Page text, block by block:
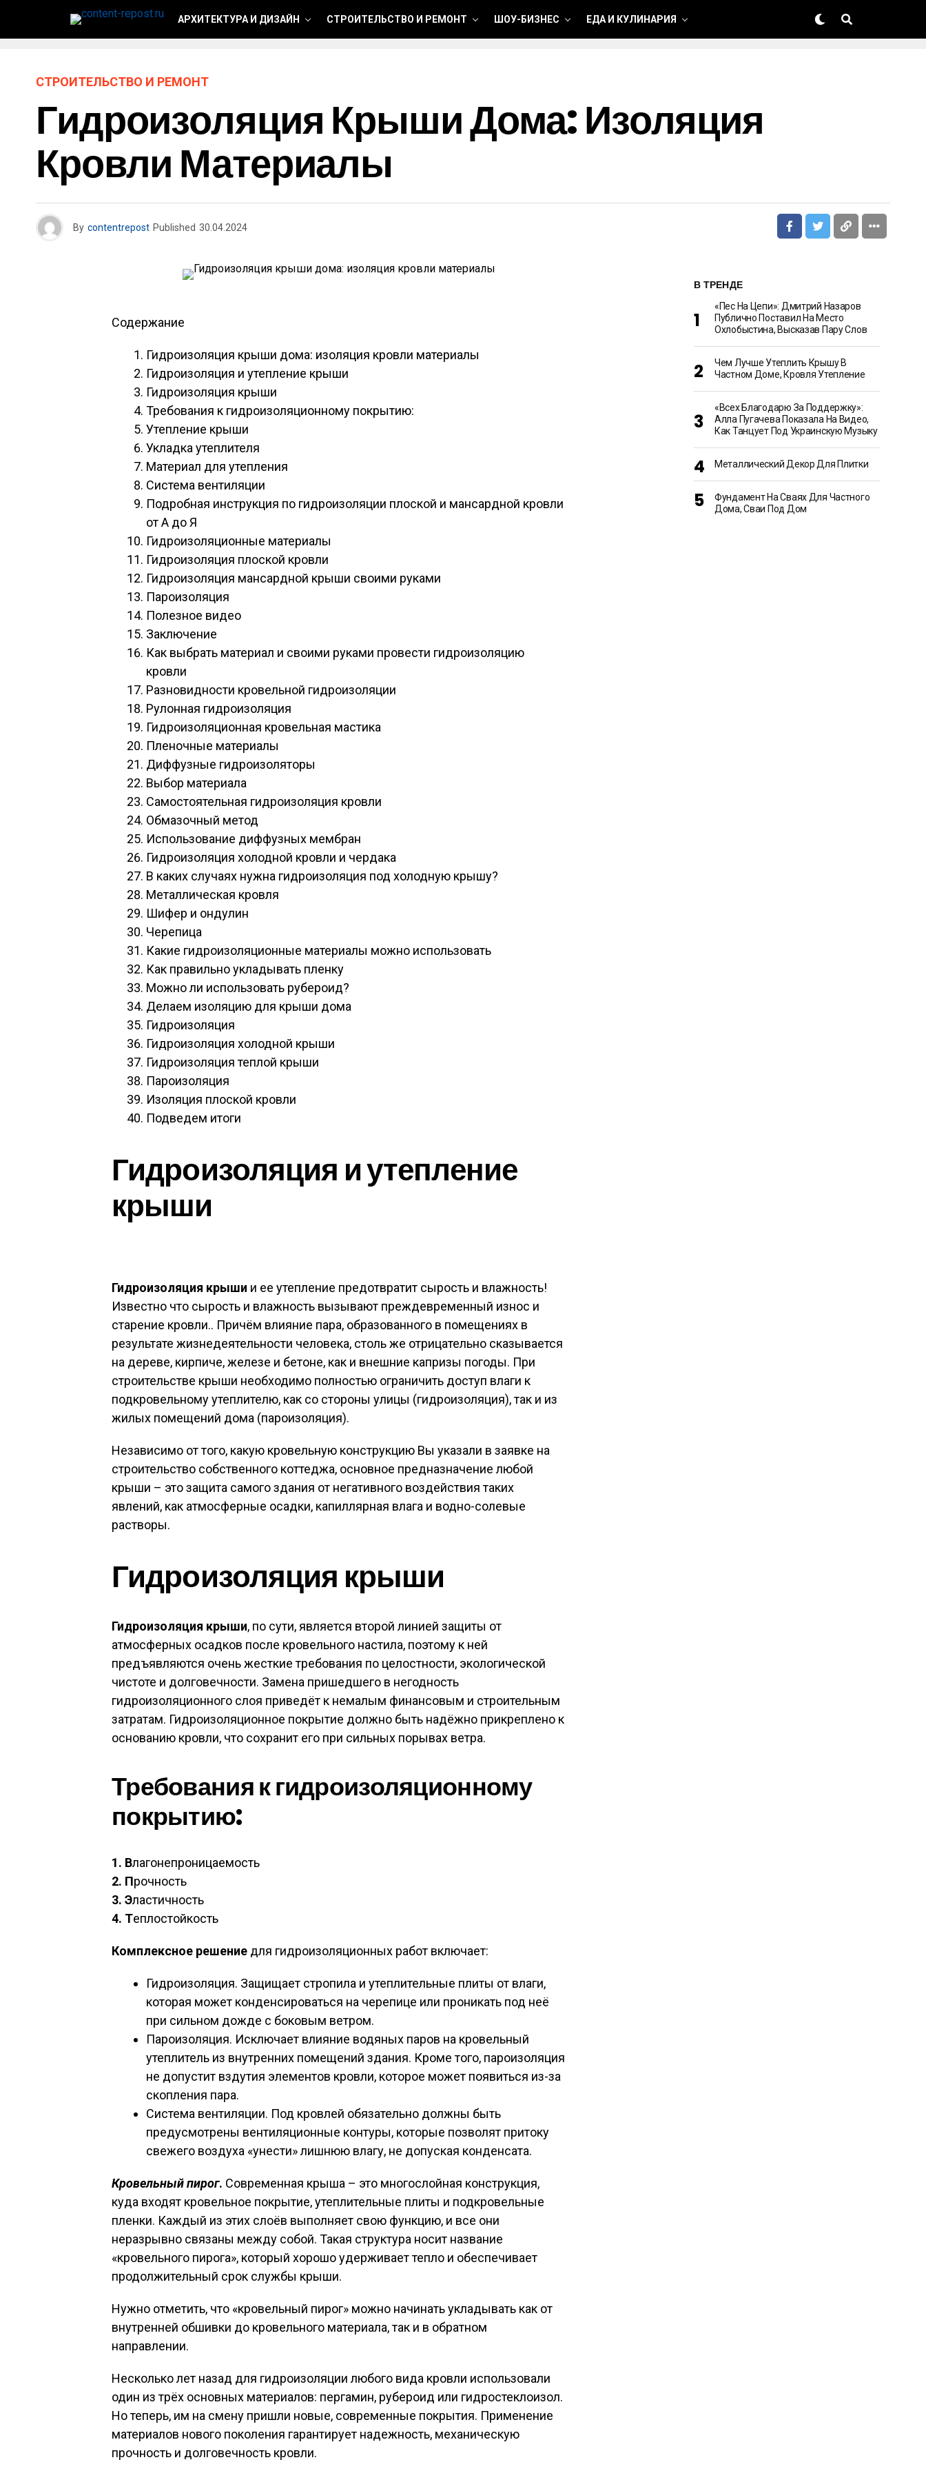
АРХИТЕКТУРА И ДИЗАЙН СТРОИТЕЛЬСТВО И РЕМОНТ ШОУ-БИЗНЕС ЕДА И КУЛИНАРИЯ
СТРОИТЕЛЬСТВО И РЕМОНТ
Гидроизоляция Крыши Дома: Изоляция
Кровли Материалы
By contentrepost Published 30.04.2024
Содержание
Гидроизоляция крыши дома: изоляция кровли материалы
Гидроизоляция и утепление крыши
Гидроизоляция крыши
Требования к гидроизоляционному покрытию:
Утепление крыши
Укладка утеплителя
Материал для утепления
Система вентиляции
Подробная инструкция по гидроизоляции плоской и мансардной кровли
от А до Я
Гидроизоляционные материалы
Гидроизоляция плоской кровли
Гидроизоляция мансардной крыши своими руками
Пароизоляция
Полезное видео
Заключение
Как выбрать материал и своими руками провести гидроизоляцию
кровли
Разновидности кровельной гидроизоляции
Рулонная гидроизоляция
Гидроизоляционная кровельная мастика
Пленочные материалы
Диффузные гидроизоляторы
Выбор материала
Самостоятельная гидроизоляция кровли
Обмазочный метод
Использование диффузных мембран
Гидроизоляция холодной кровли и чердака
В каких случаях нужна гидроизоляция под холодную крышу?
Металлическая кровля
Шифер и ондулин
Черепица
Какие гидроизоляционные материалы можно использовать
Как правильно укладывать пленку
Можно ли использовать рубероид?
Делаем изоляцию для крыши дома
Гидроизоляция
Гидроизоляция холодной крыши
Гидроизоляция теплой крыши
Пароизоляция
Изоляция плоской кровли
Подведем итоги
Гидроизоляция и утепление
крыши
Гидроизоляция крыши и ее утепление предотвратит сырость и влажность!
Известно что сырость и влажность вызывают преждевременный износ и
старение кровли.. Причём влияние пара, образованного в помещениях в
результате жизнедеятельности человека, столь же отрицательно сказывается
на дереве, кирпиче, железе и бетоне, как и внешние капризы погоды. При
строительстве крыши необходимо полностью ограничить доступ влаги к
подкровельному утеплителю, как со стороны улицы (гидроизоляция), так и из
жилых помещений дома (пароизоляция).
Независимо от того, какую кровельную конструкцию Вы указали в заявке на
строительство собственного коттеджа, основное предназначение любой
крыши – это защита самого здания от негативного воздействия таких
явлений, как атмосферные осадки, капиллярная влага и водно-солевые
растворы.
Гидроизоляция крыши
Гидроизоляция крыши, по сути, является второй линией защиты от
атмосферных осадков после кровельного настила, поэтому к ней
предъявляются очень жесткие требования по целостности, экологической
чистоте и долговечности. Замена пришедшего в негодность
гидроизоляционного слоя приведёт к немалым финансовым и строительным
затратам. Гидроизоляционное покрытие должно быть надёжно прикреплено к
основанию кровли, что сохранит его при сильных порывах ветра.
Требования к гидроизоляционному
покрытию:
1. Влагонепроницаемость
2. Прочность
3. Эластичность
4. Теплостойкость
Комплексное решение для гидроизоляционных работ включает:
Гидроизоляция. Защищает стропила и утеплительные плиты от влаги,
которая может конденсироваться на черепице или проникать под неё
при сильном дожде с боковым ветром.
Пароизоляция. Исключает влияние водяных паров на кровельный
утеплитель из внутренних помещений здания. Кроме того, пароизоляция
не допустит вздутия элементов кровли, которое может появиться из-за
скопления пара.
Система вентиляции. Под кровлей обязательно должны быть
предусмотрены вентиляционные контуры, которые позволят притоку
свежего воздуха «унести» лишнюю влагу, не допуская конденсата.
Кровельный пирог. Современная крыша – это многослойная конструкция,
куда входят кровельное покрытие, утеплительные плиты и подкровельные
пленки. Каждый из этих слоёв выполняет свою функцию, и все они
неразрывно связаны между собой. Такая структура носит название
«кровельного пирога», который хорошо удерживает тепло и обеспечивает
продолжительный срок службы крыши.
Нужно отметить, что «кровельный пирог» можно начинать укладывать как от
внутренней обшивки до кровельного материала, так и в обратном
направлении.
Несколько лет назад для гидроизоляции любого вида кровли использовали
один из трёх основных материалов: пергамин, рубероид или гидростеклоизол.
Но теперь, им на смену пришли новые, современные покрытия. Применение
материалов нового поколения гарантирует надежность, механическую
прочность и долговечность кровли.
В ТРЕНДЕ
«Пес На Цепи»: Дмитрий Назаров
Публично Поставил На Место
Охлобыстина, Высказав Пару Слов
Чем Лучше Утеплить Крышу В
Частном Доме, Кровля Утепление
«Всех Благодарю За Поддержку»:
Алла Пугачева Показала На Видео,
Как Танцует Под Украинскую Музыку
Металлический Декор Для Плитки
Фундамент На Сваях Для Частного
Дома, Сваи Под Дом